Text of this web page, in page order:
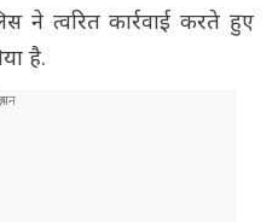
ने त्वरित कार्रवाई करते हुए
है.